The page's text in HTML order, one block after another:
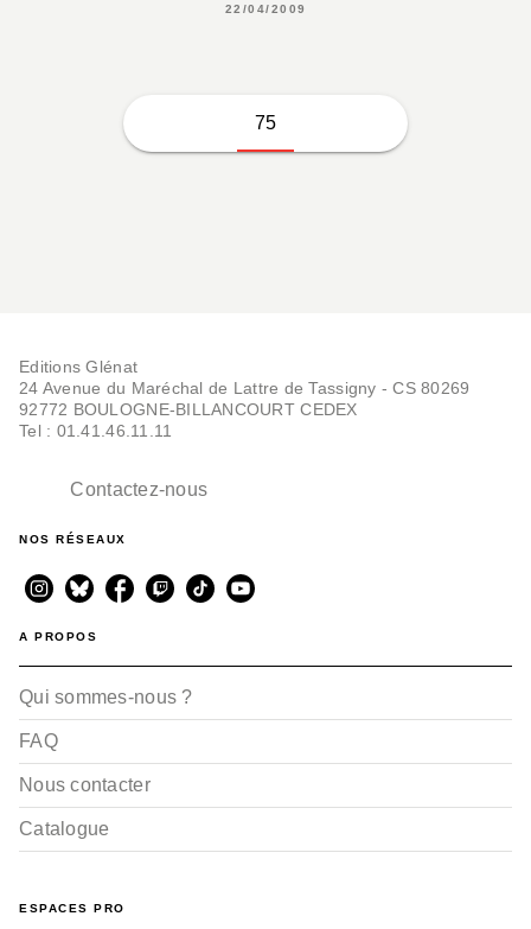
22/04/2009
75
Editions Glénat
24 Avenue du Maréchal de Lattre de Tassigny - CS 80269
92772 BOULOGNE-BILLANCOURT CEDEX
Tel : 01.41.46.11.11
Contactez-nous
NOS RÉSEAUX
A PROPOS
Qui sommes-nous ?
FAQ
Nous contacter
Catalogue
ESPACES PRO